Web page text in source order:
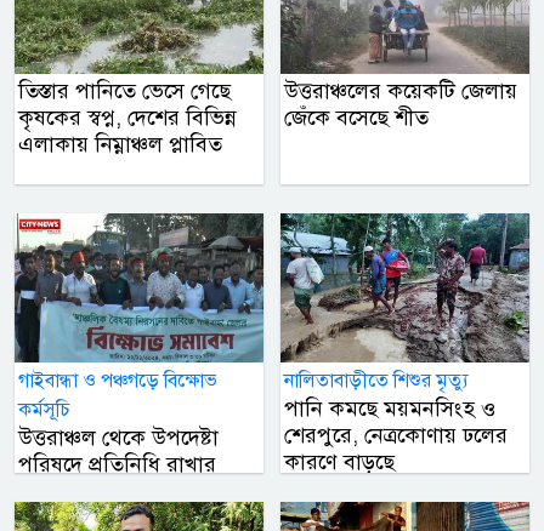
তিস্তার পানিতে ভেসে গেছে
কৃষকের স্বপ্ন, দেশের বিভিন্ন
এলাকায় নিম্নাঞ্চল প্লাবিত
উত্তরাঞ্চলের কয়েকটি জেলায়
জেঁকে বসেছে শীত
গাইবান্ধা ও পঞ্চগড়ে বিক্ষোভ
কর্মসূচি
উত্তরাঞ্চল থেকে উপদেষ্টা
পরিষদে প্রতিনিধি রাখার
নালিতাবাড়ীতে শিশুর মৃত্যু
পানি কমছে ময়মনসিংহ ও
শেরপুরে, নেত্রকোণায় ঢলের
কারণে বাড়ছে